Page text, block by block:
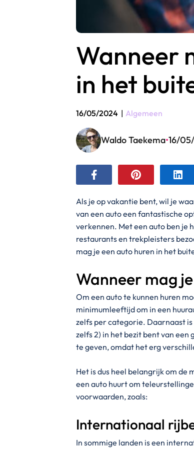
Wanneer
in het
16/05/2024 | Algemeen
Waldo Taekema•16/
Als je op vakantie bent, wil je
van een auto een fantastische
verkennen. Met een auto ben je
restaurants en trekpleisters
mag je een auto huren in het
Wanneer mag
Om een auto te kunnen huren
minimumleeftijd om in een
zelfs per categorie. Daarnaast
zelfs 2) in het bezit bent van
te geven, omdat het erg
Het is dus heel belangrijk om
een auto huurt om
voorwaarden, zoals:
Internationaal
In sommige landen is een